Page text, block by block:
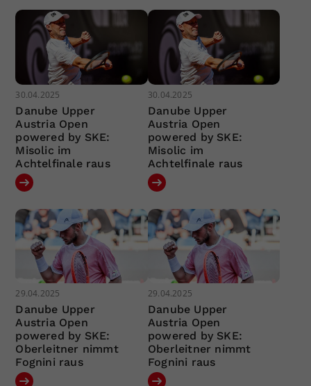
30.04.2025
Danube Upper
Austria Open
powered by SKE:
Misolic im
Achtelfinale raus
30.04.2025
Danube Upper
Austria Open
powered by SKE:
Misolic im
Achtelfinale raus
29.04.2025
Danube Upper
Austria Open
powered by SKE:
Oberleitner nimmt
Fognini raus
29.04.2025
Danube Upper
Austria Open
powered by SKE:
Oberleitner nimmt
Fognini raus